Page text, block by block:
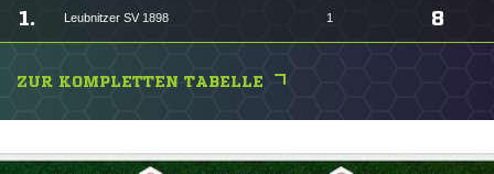
1. Leubnitzer SV 1898 1 8
ZUR KOMPLETTEN TABELLE